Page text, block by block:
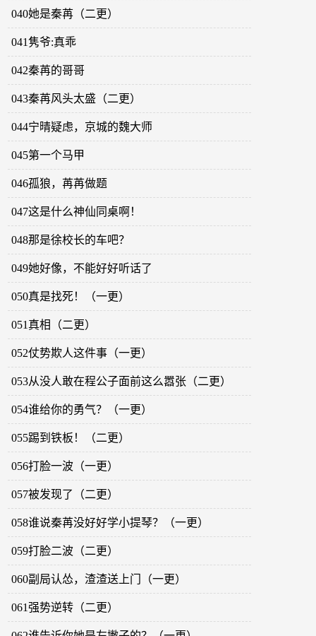
040她是秦苒（二更）
041隽爷:真乖
042秦苒的哥哥
043秦苒风头太盛（二更）
044宁晴疑虑，京城的魏大师
045第一个马甲
046孤狼，苒苒做题
047这是什么神仙同桌啊！
048那是徐校长的车吧？
049她好像，不能好好听话了
050真是找死！（一更）
051真相（二更）
052仗势欺人这件事（一更）
053从没人敢在程公子面前这么嚣张（二更）
054谁给你的勇气？（一更）
055踢到铁板！（二更）
056打脸一波（一更）
057被发现了（二更）
058谁说秦苒没好好学小提琴？（一更）
059打脸二波（二更）
060副局认怂，渣渣送上门（一更）
061强势逆转（二更）